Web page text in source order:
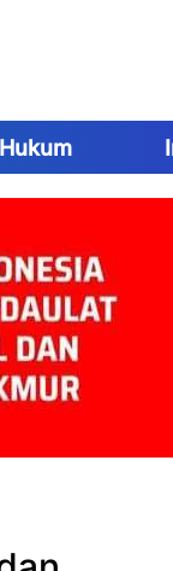
Hukum